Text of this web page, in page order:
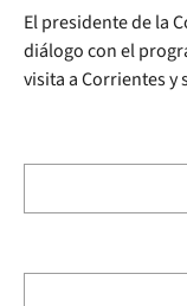
El presidente de la
diálogo con el
visita a Corrientes